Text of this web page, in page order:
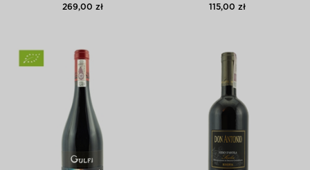
269,00 zł 115,00 zł